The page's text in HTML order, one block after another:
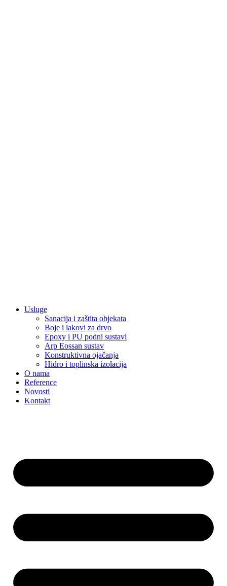
Usluge
Sanacija i zaštita objekata
Boje i lakovi za drvo
Epoxy i PU podni sustavi
Arp Eossan sustav
Konstruktivna ojačanja
Hidro i toplinska izolacija
O nama
Reference
Novosti
Kontakt